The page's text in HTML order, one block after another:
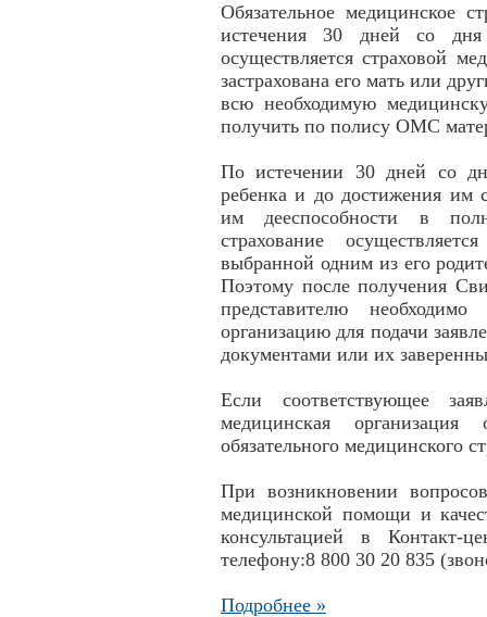
Обязательное медицинское
истечения 30 дней со дня
осуществляется страховой
застрахована его мать или
всю необходимую
получить по полису ОМС
По истечении 30 дней со
ребенка и до достижения им
им дееспособности в
страхование
выбранной одним из его
Поэтому после получения
представителю
организацию для подачи
документами или их
Если соответствующее
медицинская организация
обязательного медицинского
При возникновении
медицинской помощи и
консультацией в
телефону:8 800 30 20 835
Подробнее »